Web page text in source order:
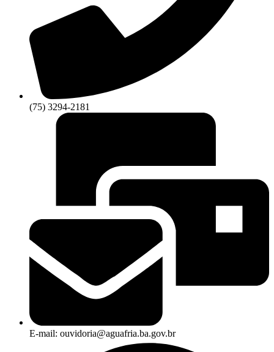
(75) 3294-2181
E-mail: ouvidoria@aguafria.ba.gov.br